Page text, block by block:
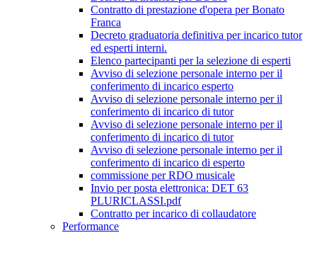
Contratto di prestazione d'opera per Bonato
Franca
Decreto graduatoria definitiva per incarico tutor
ed esperti interni.
Elenco partecipanti per la selezione di esperti
Avviso di selezione personale interno per il
conferimento di incarico esperto
Avviso di selezione personale interno per il
conferimento di incarico di tutor
Avviso di selezione personale interno per il
conferimento di incarico di tutor
Avviso di selezione personale interno per il
conferimento di incarico di esperto
commissione per RDO musicale
Invio per posta elettronica: DET 63
PLURICLASSI.pdf
Contratto per incarico di collaudatore
Performance